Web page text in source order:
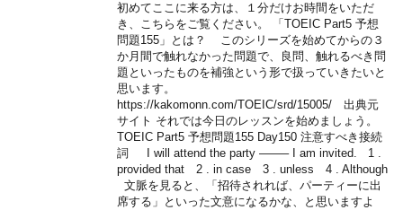
初めてここに来る方は、１分だけお時間をいただ
き、こちらをご覧ください。 「TOEIC Part5 予想
問題155」とは？ このシリーズを始めてからの３
か月間で触れなかった問題で、良問、触れるべき問
題といったものを補強という形で扱っていきたいと
思います。
https://kakomonn.com/TOEIC/srd/15005/ 出典元
サイト それでは今日のレッスンを始めましょう。
TOEIC Part5 予想問題155 Day150 注意すべき接続
詞 I will attend the party ——– I am invited. 1 .
provided that 2 . in case 3 . unless 4 . Although
文脈を見ると、「招待されれば、パーティーに出
席する」といった文意になるかな、と思いますよ